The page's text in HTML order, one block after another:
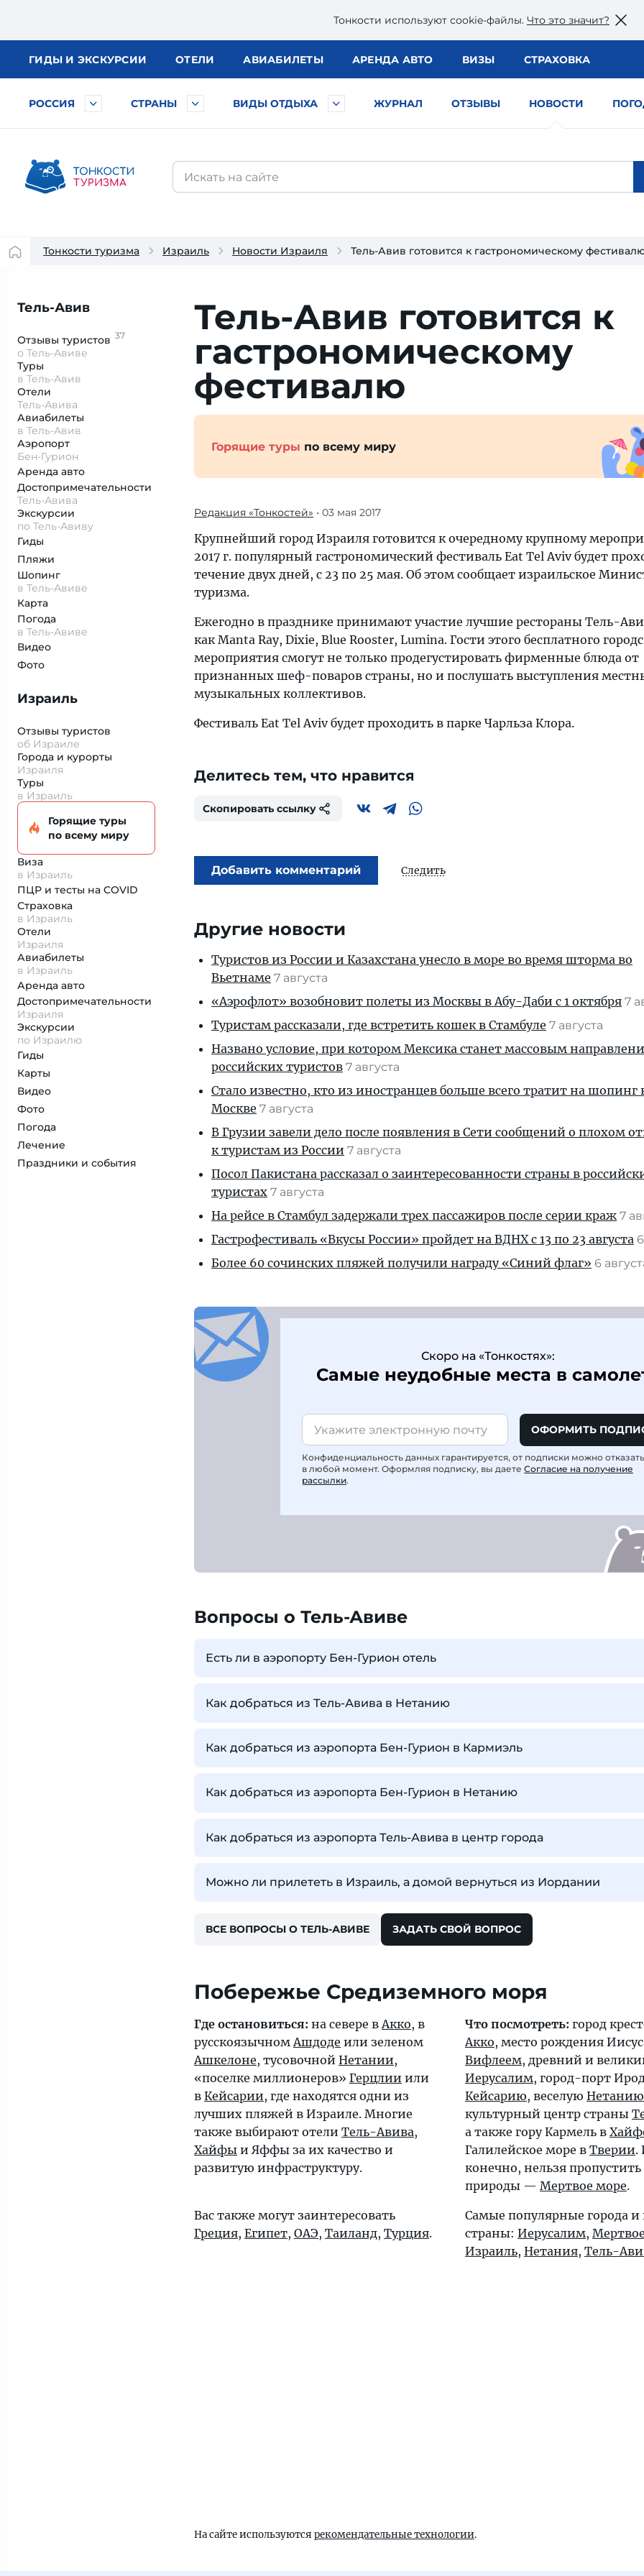
Тонкости используют сookie-файлы. Что это значит?
ГИДЫ И ЭКСКУРСИИ ОТЕЛИ АВИАБИЛЕТЫ АРЕНДА АВТО ВИЗЫ СТРАХОВКА
РОССИЯ СТРАНЫ ВИДЫ ОТДЫХА ЖУРНАЛ ОТЗЫВЫ НОВОСТИ
Тонкости туризма Израиль Новости Израиля Тель-Авив готовится к гастрономическому
Тель-Авив
Отзывы туристов 37
о Тель-Авиве
Туры
в Тель-Авив
Отели
Тель-Авива
Авиабилеты
в Тель-Авив
Аэропорт
Бен-Гурион
Аренда авто
Достопримеча­тельности
Тель-Авива
Экскурсии
по Тель-Авиву
Гиды
Пляжи
Шопинг
в Тель-Авиве
Карта
Погода
в Тель-Авиве
Видео
Фото
Израиль
Отзывы туристов
об Израиле
Города и курорты
Израиля
Туры
в Израиль
Горящие туры
по всему миру
Виза
в Израиль
ПЦР и тесты на COVID
Страховка
в Израиль
Отели
Израиля
Авиабилеты
в Израиль
Аренда авто
Достопримеча­тельности
Израиля
Экскурсии
по Израилю
Гиды
Карты
Видео
Фото
Погода
Лечение
Праздники и события
Тель-Авив готовится к
гастрономическому
фестивалю
Горящие туры по всему миру
Редакция «Тонкостей» • 03 мая 2017
Крупнейший город Израиля готовится к очередному крупному
2017 г. популярный гастрономический фестиваль Eat Tel Aviv будет
течение двух дней, с 23 по 25 мая. Об этом сообщает израильское
туризма.
Ежегодно в празднике принимают участие лучшие рестораны Тель-
как Manta Ray, Dixie, Blue Rooster, Lumina. Гости этого бесплатного
мероприятия смогут не только продегустировать фирменные блюда от
признанных шеф-поваров страны, но и послушать выступления
музыкальных коллективов.
Фестиваль Eat Tel Aviv будет проходить в парке Чарльза Клора.
Делитесь тем, что нравится
Скопировать ссылку
Добавить комментарий Следить
Другие новости
Туристов из России и Казахстана унесло в море во время шторма во
Вьетнаме 7 августа
«Аэрофлот» возобновит полеты из Москвы в Абу-Даби с 1 октября 7
Туристам рассказали, где встретить кошек в Стамбуле 7 августа
Названо условие, при котором Мексика станет массовым
российских туристов 7 августа
Стало известно, кто из иностранцев больше всего тратит на шопинг
Москве 7 августа
В Грузии завели дело после появления в Сети сообщений о плохом
к туристам из России 7 августа
Посол Пакистана рассказал о заинтересованности страны в
туристах 7 августа
На рейсе в Стамбул задержали трех пассажиров после серии краж 7
Гастрофестиваль «Вкусы России» пройдет на ВДНХ с 13 по 23 августа
Более 60 сочинских пляжей получили награду «Синий флаг» 6
Скоро на «Тонкостях»:
Самые неудобные места в
ОФОРМИТЬ
Конфиденциальность данных гарантируется, от подписки можно
в любой момент. Оформляя подписку, вы даете Согласие на получение
рассылки.
Вопросы о Тель-Авиве
Есть ли в аэропорту Бен-Гурион отель
Как добраться из Тель-Авива в Нетанию
Как добраться из аэропорта Бен-Гурион в Кармиэль
Как добраться из аэропорта Бен-Гурион в Нетанию
Как добраться из аэропорта Тель-Авива в центр города
Можно ли прилететь в Израиль, а домой вернуться из Иордании
ВСЕ ВОПРОСЫ О ТЕЛЬ-АВИВЕ ЗАДАТЬ СВОЙ ВОПРОС
Побережье Средиземного моря
Где остановиться: на севере вАкко, в
русскоязычномАшдоде или зеленом
Ашкелоне, тусовочной Нетании,
«поселке миллионеров» Герцлии или
в Кейсарии, где находятся одни из
лучших пляжей в Израиле. Многие
также выбирают отели Тель-Авива,
Хайфы и Яффы за их качество и
развитую инфраструктуру.
Что посмотреть: город
Акко, место рождения
Вифлеем, древний и
Иерусалим, город-порт
Кейсарию, веселую Нетанию
культурный центр страны
а также гору Кармель в
Галилейское море в Тверии.
конечно, нельзя пропустить
природы — Мертвое море.
Вас также могут заинтересовать
Греция, Египет, ОАЭ, Таиланд, Турция.
Самые популярные города и
страны: Иерусалим,
Израиль, Нетания, Тель-
На сайте используются рекомендательные технологии.